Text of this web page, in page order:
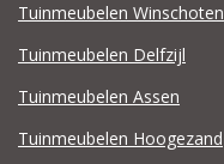
Tuinmeubelen Winschoten
Tuinmeubelen Delfzijl
Tuinmeubelen Assen
Tuinmeubelen Hoogezand